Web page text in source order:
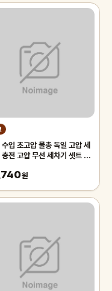
입 초고압 물총 독일 고압 세
충전 고압 무선 세차기 셋트 세
원